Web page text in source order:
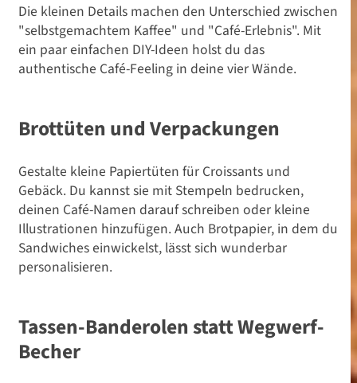
Feste feiern
Pop-Up Café zuhause:
Verwandle dein
Wohnzimmer in dein
Lieblingscafé
Die kleinen Details machen den Unterschied zwischen
"selbstgemachtem Kaffee" und "Café-Erlebnis". Mit
ein paar einfachen DIY-Ideen holst du das
authentische Café-Feeling in deine vier Wände.
Brottüten und Verpackungen
Gestalte kleine Papiertüten für Croissants und
Gebäck. Du kannst sie mit Stempeln bedrucken,
deinen Café-Namen darauf schreiben oder kleine
Illustrationen hinzufügen. Auch Brotpapier, in dem du
Sandwiches einwickelst, lässt sich wunderbar
personalisieren.
Tassen-Banderolen statt Wegwerf-
Becher